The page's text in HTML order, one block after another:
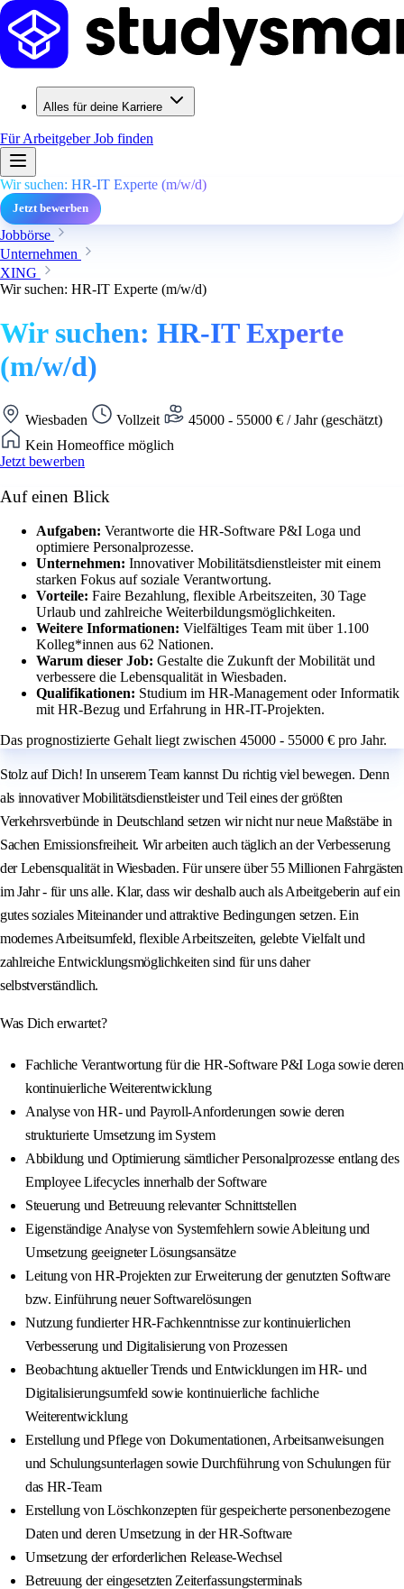
Alles für deine Karriere
Für ArbeitgeberJob finden
Wir suchen: HR-IT Experte (m/w/d)
Jetzt bewerben
Jobbörse
Unternehmen
XING
Wir suchen: HR-IT Experte (m/w/d)
Wir suchen: HR-IT Experte
(m/w/d)
Wiesbaden Vollzeit
45000 - 55000 € / Jahr (geschätzt)
Kein Homeoffice möglich
Jetzt bewerben
Auf einen Blick
Aufgaben: Verantworte die HR-Software P&I Loga und
optimiere Personalprozesse.
Unternehmen: Innovativer Mobilitätsdienstleister mit einem
starken Fokus auf soziale Verantwortung.
Vorteile: Faire Bezahlung, flexible Arbeitszeiten, 30 Tage
Urlaub und zahlreiche Weiterbildungsmöglichkeiten.
Weitere Informationen: Vielfältiges Team mit über 1.100
Kolleg*innen aus 62 Nationen.
Warum dieser Job: Gestalte die Zukunft der Mobilität und
verbessere die Lebensqualität in Wiesbaden.
Qualifikationen: Studium im HR-Management oder Informatik
mit HR-Bezug und Erfahrung in HR-IT-Projekten.
Das prognostizierte Gehalt liegt zwischen 45000 - 55000 € pro Jahr.
Stolz auf Dich! In unserem Team kannst Du richtig viel bewegen. Denn
als innovativer Mobilitätsdienstleister und Teil eines der größten
Verkehrsverbünde in Deutschland setzen wir nicht nur neue Maßstäbe in
Sachen Emissionsfreiheit. Wir arbeiten auch täglich an der Verbesserung
der Lebensqualität in Wiesbaden. Für unsere über 55 Millionen Fahrgästen
im Jahr - für uns alle. Klar, dass wir deshalb auch als Arbeitgeberin auf ein
gutes soziales Miteinander und attraktive Bedingungen setzen. Ein
modernes Arbeitsumfeld, flexible Arbeitszeiten, gelebte Vielfalt und
zahlreiche Entwicklungsmöglichkeiten sind für uns daher
selbstverständlich.
Was Dich erwartet?
Fachliche Verantwortung für die HR-Software P&I Loga sowie deren
kontinuierliche Weiterentwicklung
Analyse von HR- und Payroll-Anforderungen sowie deren
strukturierte Umsetzung im System
Abbildung und Optimierung sämtlicher Personalprozesse entlang des
Employee Lifecycles innerhalb der Software
Steuerung und Betreuung relevanter Schnittstellen
Eigenständige Analyse von Systemfehlern sowie Ableitung und
Umsetzung geeigneter Lösungsansätze
Leitung von HR-Projekten zur Erweiterung der genutzten Software
bzw. Einführung neuer Softwarelösungen
Nutzung fundierter HR-Fachkenntnisse zur kontinuierlichen
Verbesserung und Digitalisierung von Prozessen
Beobachtung aktueller Trends und Entwicklungen im HR- und
Digitalisierungsumfeld sowie kontinuierliche fachliche
Weiterentwicklung
Erstellung und Pflege von Dokumentationen, Arbeitsanweisungen
und Schulungsunterlagen sowie Durchführung von Schulungen für
das HR-Team
Erstellung von Löschkonzepten für gespeicherte personenbezogene
Daten und deren Umsetzung in der HR-Software
Umsetzung der erforderlichen Release-Wechsel
Betreuung der eingesetzten Zeiterfassungsterminals